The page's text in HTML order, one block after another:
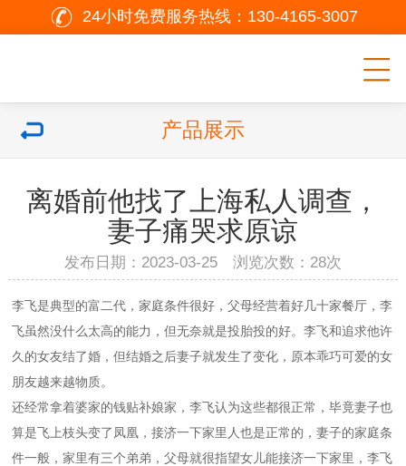
24小时免费服务热线： 130-4165-3007
产品展示
离婚前他找了上海私人调查，
妻子痛哭求原谅
发布日期：2023-03-25 浏览次数： 28次
李飞是典型的富二代，家庭条件很好，父母经营着好几十家餐厅，李
飞虽然没什么太高的能力，但无奈就是投胎投的好。李飞和追求他许
久的女友结了婚，但结婚之后妻子就发生了变化，原本乖巧可爱的女
朋友越来越物质。
还经常拿着婆家的钱贴补娘家，李飞认为这些都很正常，毕竟妻子也
算是飞上枝头变了凤凰，接济一下家里人也是正常的，妻子的家庭条
件一般，家里有三个弟弟，父母就很指望女儿能接济一下家里，李飞